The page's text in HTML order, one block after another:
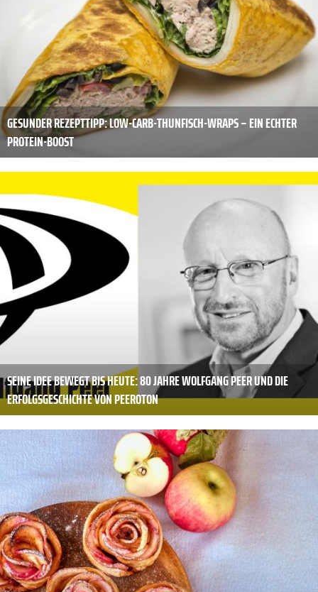
GESUNDER REZEPTTIPP: LOW-CARB-THUNFISCH-WRAPS – EIN ECHTER
PROTEIN-BOOST
SEINE IDEE BEWEGT BIS HEUTE: 80 JAHRE WOLFGANG PEER UND DIE
ERFOLGSGESCHICHTE VON PEEROTON